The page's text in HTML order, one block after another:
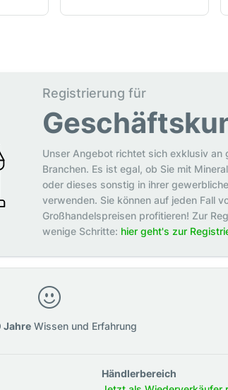
Registrierung für
Unser Angebot richtet sich exklusiv an
Branchen. Es ist egal, ob Sie mit
oder dieses sonstig in ihrer
verwenden. Sie können auf jeden Fall
Großhandelspreisen profitieren! Zur
wenige Schritte: hier geht's zur
JahreWissen und Erfahrung
Händlerbereich